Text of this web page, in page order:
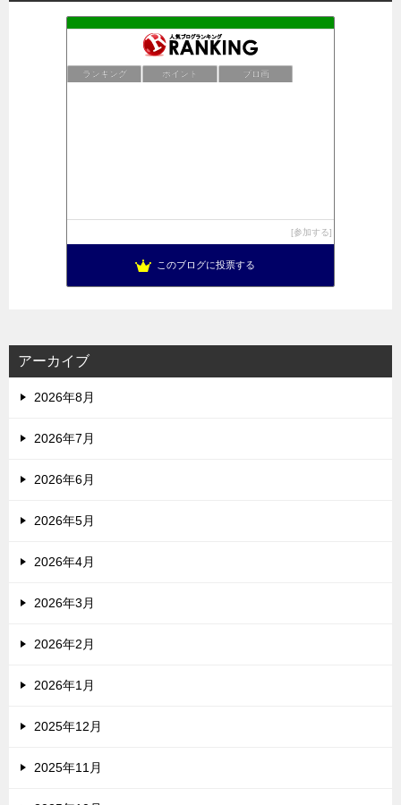
ランキング ポイント ブロ画
参加する
このブログに投票する
アーカイブ
2026年8月
2026年7月
2026年6月
2026年5月
2026年4月
2026年3月
2026年2月
2026年1月
2025年12月
2025年11月